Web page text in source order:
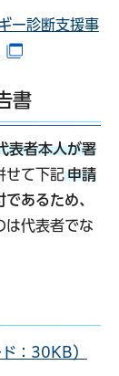
ー診断支援事
書
表者本人が署
せて下記申請
であるため、
は代表者でな
：30KB）